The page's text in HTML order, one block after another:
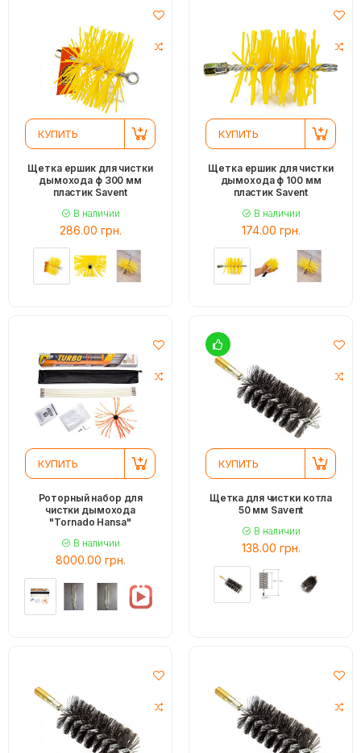
КУПИТЬ
Щетка ершик для чистки
дымохода ф 300 мм
пластик Savent
В наличии
286.00 грн.
КУПИТЬ
Щетка ершик для чистки
дымохода ф 100 мм
пластик Savent
В наличии
174.00 грн.
КУПИТЬ
Роторный набор для
чистки дымохода
"Tornado Hansa"
В наличии
8000.00 грн.
КУПИТЬ
Щетка для чистки котла
50 мм Savent
В наличии
138.00 грн.